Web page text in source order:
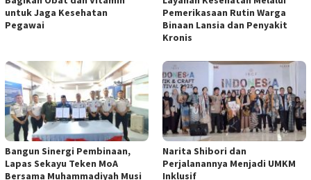
untuk Jaga Kesehatan
Pegawai
Pemerikasaan Rutin Warga
Binaan Lansia dan Penyakit
Kronis
Bangun Sinergi Pembinaan,
Lapas Sekayu Teken MoA
Bersama Muhammadiyah Musi
Narita Shibori dan
Perjalanannya Menjadi UMKM
Inklusif